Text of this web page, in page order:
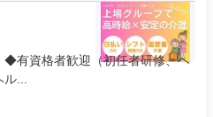
有資格者歓迎（初任者研修、ヘ
...